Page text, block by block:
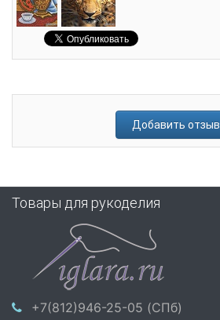
Добавить отзыв
Товары для рукоделия
+7(812)946-25-05 (СПб)